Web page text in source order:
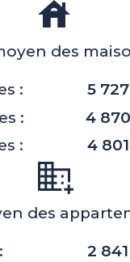
des
: 5
: 4
: 4
des
2